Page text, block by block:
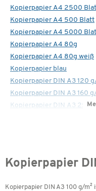
Kopierpapier A4 2500
Kopierpapier A4 500 Blatt
Kopierpapier A4 5000
Kopierpapier A4 80g
Kopierpapier A4 80g weiß
Kopierpapier blau
Kopierpapier DIN A3 120
Kopierpapier DIN A3 160
Kopierpapier DIN A3 250
Kopierpapier
Kopierpapier DIN A3 100 g/